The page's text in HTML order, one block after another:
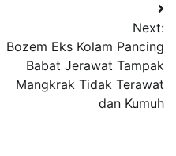
Next:
Bozem Eks Kolam Pancing
Babat Jerawat Tampak
Mangkrak Tidak Terawat
dan Kumuh